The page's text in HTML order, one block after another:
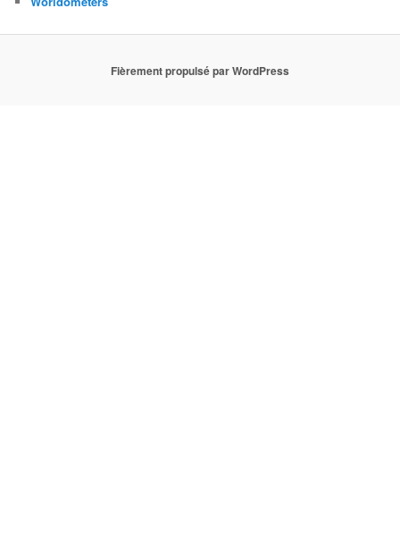
Fièrement propulsé par WordPress